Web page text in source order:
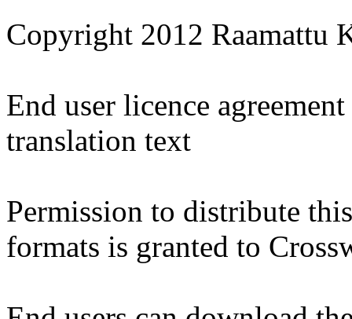
Copyright 2012 Raamattu
End user licence
translation text
Permission to distribute
formats is granted to